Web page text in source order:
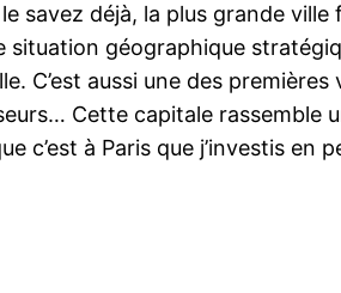
déjà, la plus grande ville
géographique
C’est aussi une des
Cette capitale
c’est à Paris que j’investis en